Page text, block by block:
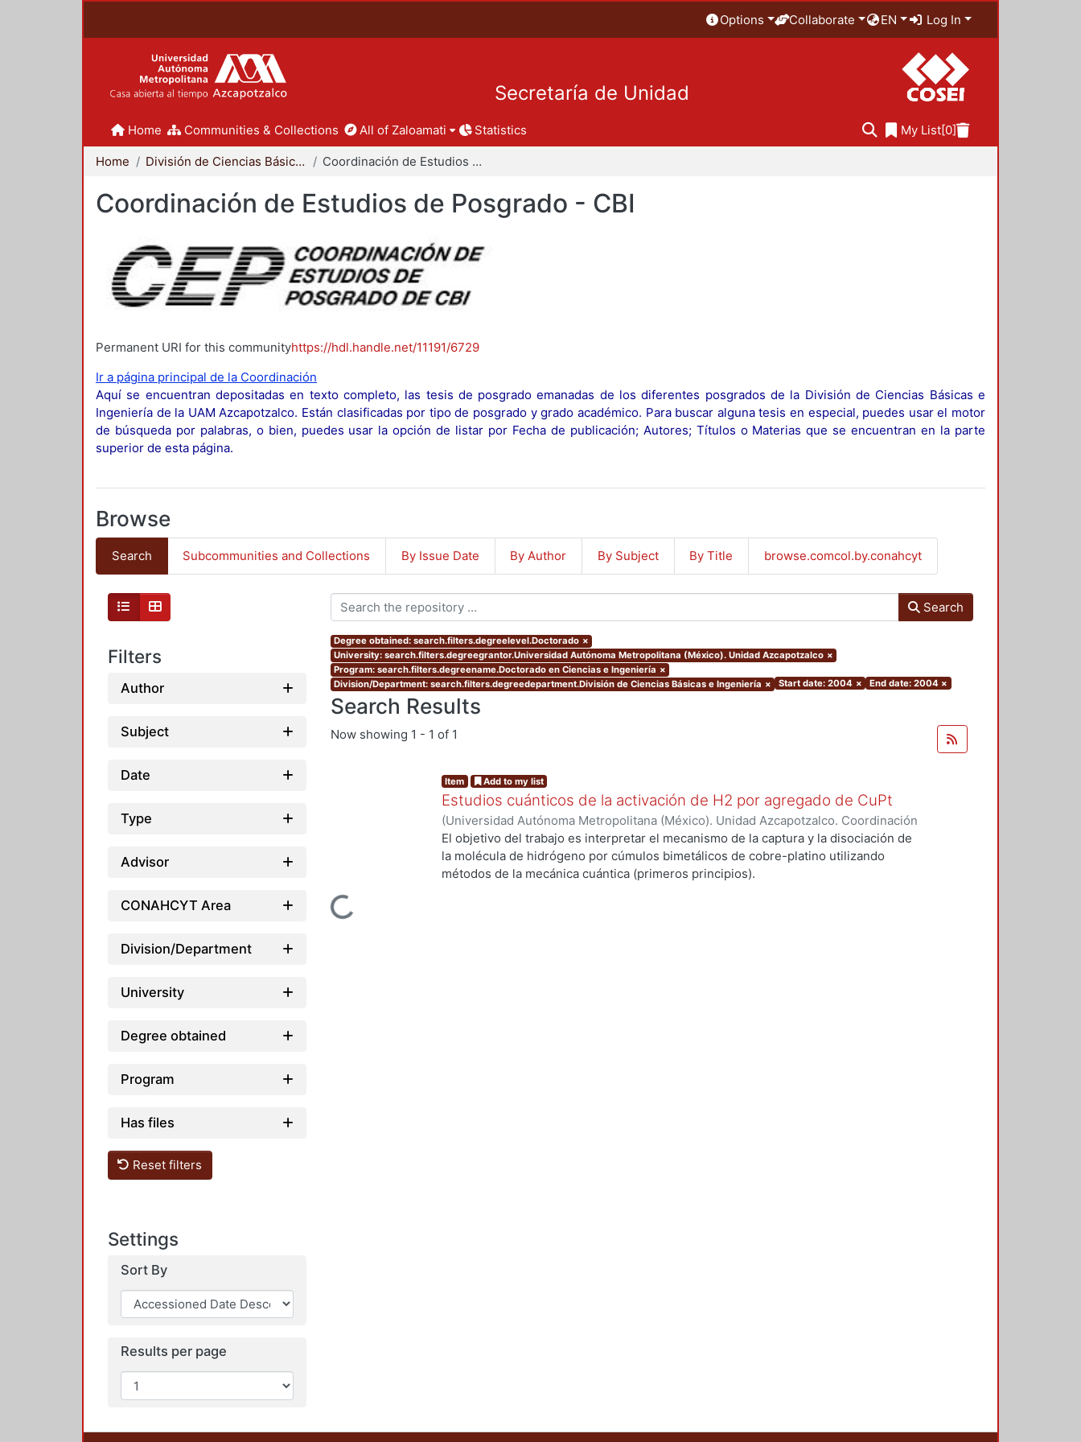
Options Collaborate EN Log In
Secretaría de Unidad
Home Communities & Collections All of Zaloamati Statistics My List[0]
Home División de Ciencias Básicas e Ingeniería Coordinación de Estudios de Posgrado - CBI
Coordinación de Estudios de Posgrado - CBI
Permanent URI for this communityhttps://hdl.handle.net/11191/6729
Ir a página principal de la Coordinación
Aquí se encuentran depositadas en texto completo, las tesis de posgrado emanadas de los diferentes posgrados de la División de Ciencias Básicas e
Ingeniería de la UAM Azcapotzalco. Están clasificadas por tipo de posgrado y grado académico. Para buscar alguna tesis en especial, puedes usar el motor
de búsqueda por palabras, o bien, puedes usar la opción de listar por Fecha de publicación; Autores; Títulos o Materias que se encuentran en la parte
superior de esta página.
Browse
Search Subcommunities and Collections By Issue Date By Author By Subject By Title browse.comcol.by.conahcyt
Filters
Author
Subject
Date
Type
Advisor
CONAHCYT Area
Division/Department
University
Degree obtained
Program
Has files
Reset filters
Settings
Sort By
Results per page
Search
Degree obtained: search.filters.degreelevel.Doctorado ×
University: search.filters.degreegrantor.Universidad Autónoma Metropolitana (México). Unidad Azcapotzalco ×
Program: search.filters.degreename.Doctorado en Ciencias e Ingeniería ×
Division/Department: search.filters.degreedepartment.División de Ciencias Básicas e Ingeniería × Start date: 2004 × End date: 2004 ×
Search Results
Now showing 1 - 1 of 1
Loading...
Item Add to my list
Estudios cuánticos de la activación de H2 por agregado de CuPt
(Universidad Autónoma Metropolitana (México). Unidad Azcapotzalco. Coordinación
de Servicios de Información.,2004-03 )ANGUIANO GARCIA, ALFONSO
El objetivo del trabajo es interpretar el mecanismo de la captura y la disociación de
la molécula de hidrógeno por cúmulos bimetálicos de cobre-platino utilizando
métodos de la mecánica cuántica (primeros principios).